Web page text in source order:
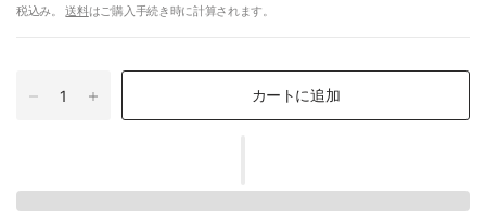
税込み。送料はご購入手続き時に計算されます。
カートに追加